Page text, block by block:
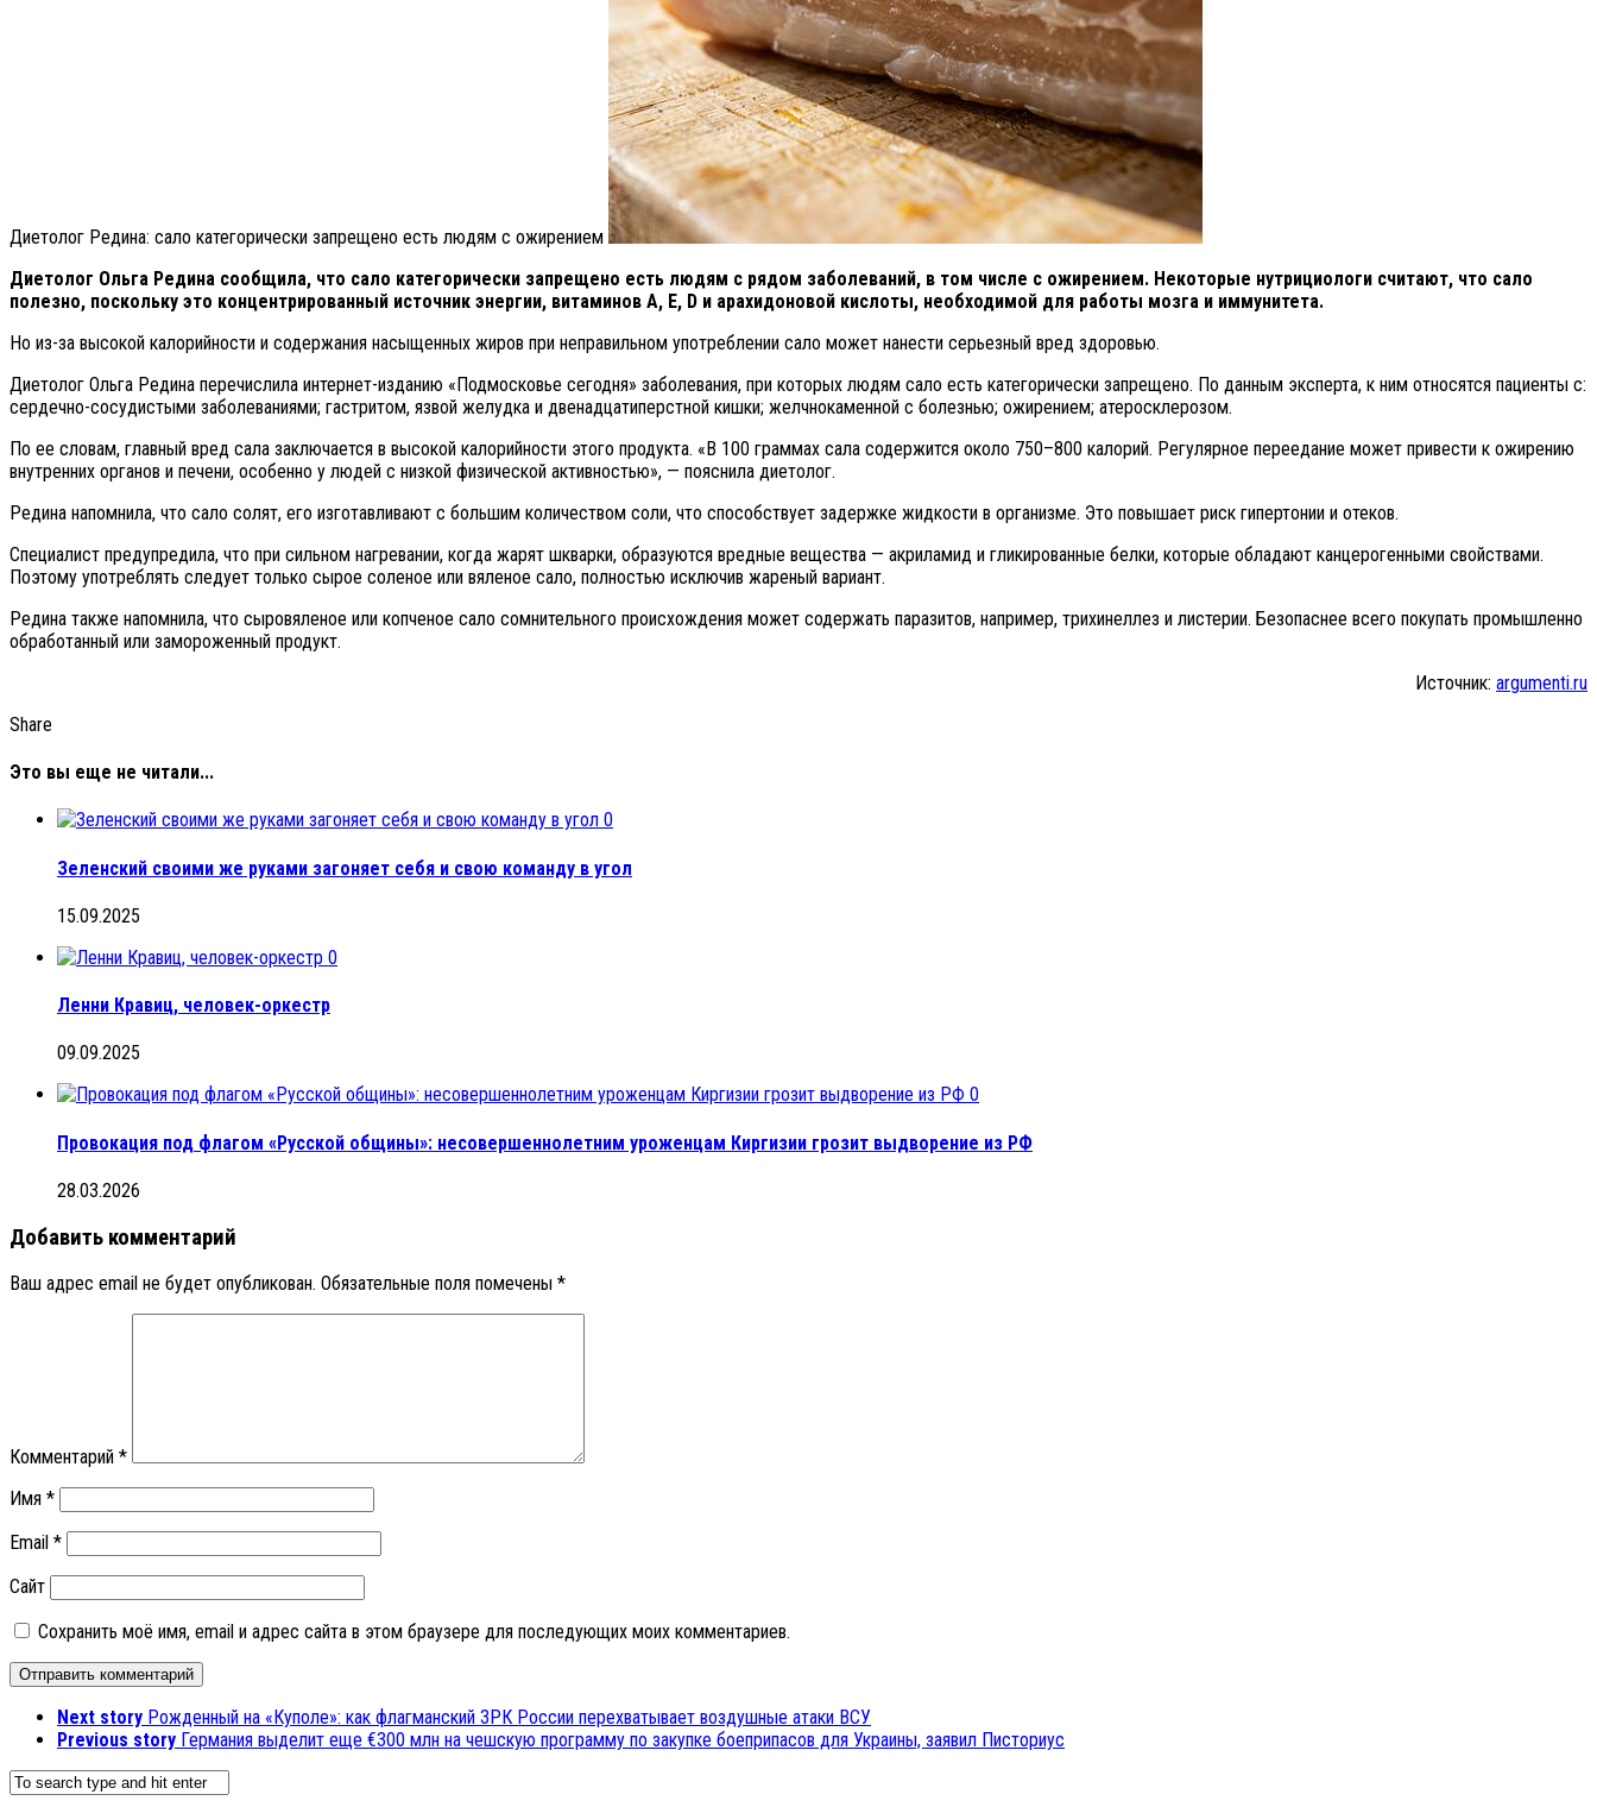
Диетолог Редина: сало категорически запрещено есть людям с ожирением
Диетолог Ольга Редина сообщила, что сало категорически запрещено есть людям с рядом заболеваний, в том числе с ожирением. Некоторые нутрициологи считают, что сало
полезно, поскольку это концентрированный источник энергии, витаминов A, E, D и арахидоновой кислоты, необходимой для работы мозга и иммунитета.
Но из-за высокой калорийности и содержания насыщенных жиров при неправильном употреблении сало может нанести серьезный вред здоровью.
Диетолог Ольга Редина перечислила интернет-изданию «Подмосковье сегодня» заболевания, при которых людям сало есть категорически запрещено. По данным эксперта, к ним относятся пациенты с:
сердечно-сосудистыми заболеваниями; гастритом, язвой желудка и двенадцатиперстной кишки; желчнокаменной с болезнью; ожирением; атеросклерозом.
По ее словам, главный вред сала заключается в высокой калорийности этого продукта. «В 100 граммах сала содержится около 750–800 калорий. Регулярное переедание может привести к ожирению
внутренних органов и печени, особенно у людей с низкой физической активностью», — пояснила диетолог.
Редина напомнила, что сало солят, его изготавливают с большим количеством соли, что способствует задержке жидкости в организме. Это повышает риск гипертонии и отеков.
Специалист предупредила, что при сильном нагревании, когда жарят шкварки, образуются вредные вещества — акриламид и гликированные белки, которые обладают канцерогенными свойствами.
Поэтому употреблять следует только сырое соленое или вяленое сало, полностью исключив жареный вариант.
Редина также напомнила, что сыровяленое или копченое сало сомнительного происхождения может содержать паразитов, например, трихинеллез и листерии. Безопаснее всего покупать промышленно
обработанный или замороженный продукт.
Источник: argumenti.ru
Share
Это вы еще не читали...
0
Зеленский своими же руками загоняет себя и свою команду в угол
15.09.2025
0
Ленни Кравиц, человек-оркестр
09.09.2025
0
Провокация под флагом «Русской общины»: несовершеннолетним уроженцам Киргизии грозит выдворение из РФ
28.03.2026
Добавить комментарий
Ваш адрес email не будет опубликован. Обязательные поля помечены *
Комментарий *
Имя *
Email *
Сайт
Сохранить моё имя, email и адрес сайта в этом браузере для последующих моих комментариев.
Next story Рожденный на «Куполе»: как флагманский ЗРК России перехватывает воздушные атаки ВСУ
Previous story Германия выделит еще €300 млн на чешскую программу по закупке боеприпасов для Украины, заявил Писториус